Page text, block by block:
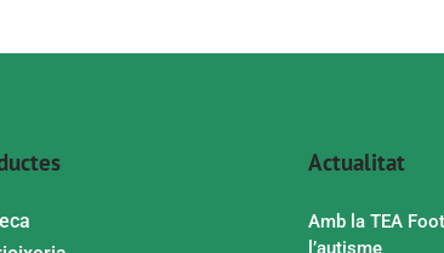
Actualitat
Amb la TEA
l’autisme